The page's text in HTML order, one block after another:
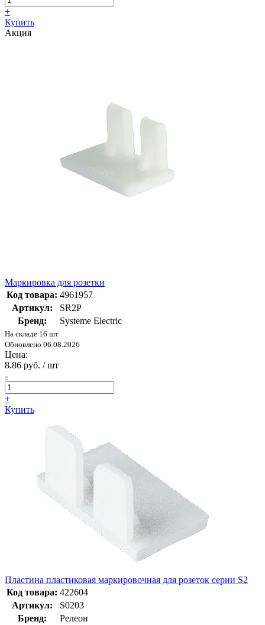
+
Купить
Акция
Маркировка для розетки
Код товара: 4961957
Артикул:
SR2P
Бренд:
Systeme Electric
На складе 16 шт
Обновлено 06.08.2026
Цена:
8.86 руб. / шт
-
+
Купить
Пластина пластиковая маркировочная для розеток серии S2
Код товара: 422604
Артикул:
S0203
Бренд:
Релеон